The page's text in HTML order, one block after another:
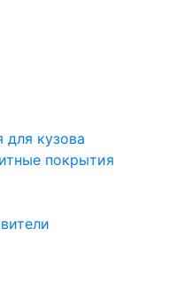
кузова
покрытия